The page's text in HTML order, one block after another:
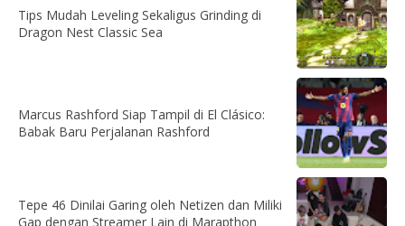
Tips Mudah Leveling Sekaligus Grinding di
Dragon Nest Classic Sea
Marcus Rashford Siap Tampil di El Clásico:
Babak Baru Perjalanan Rashford
Tepe 46 Dinilai Garing oleh Netizen dan Miliki
Gap dengan Streamer Lain di Marapthon